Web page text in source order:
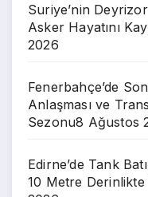
Suriye’nin
Asker Hayatını
2026
Fenerbahçe’de
Anlaşması ve
Sezonu8 Ağustos
Edirne’de Tank
10 Metre Derinlikte